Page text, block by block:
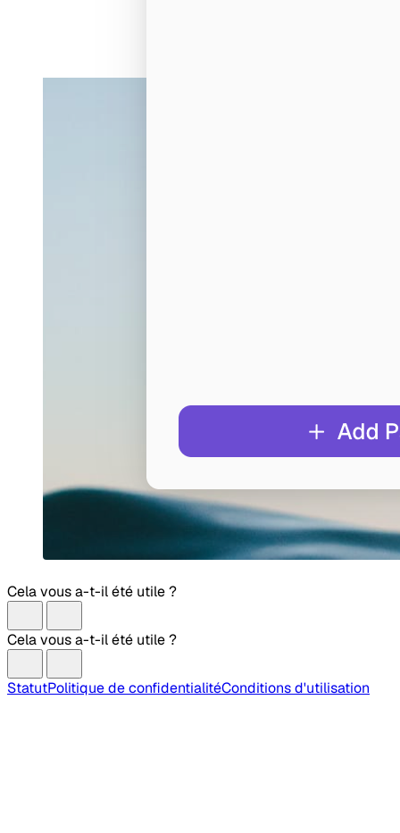
Cela vous a-t-il été utile ?
Cela vous a-t-il été utile ?
StatutPolitique de confidentialitéConditions d'utilisation